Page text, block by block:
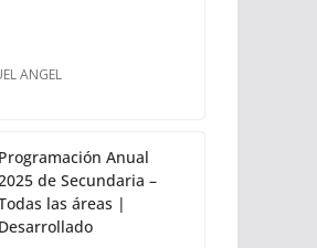
ANGEL
Programación Anual
de Secundaria –
las áreas |
Desarrollado